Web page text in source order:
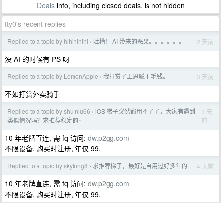
Dealsinfo, including closed deals, is not hidden
tty0's recent replies
Replied to a topic by hihihihihi › 吐槽！ AI 带来的恶果。。。。。。 2 天前
没 AI 的时候有 PS 呀
Replied to a topic by LemonApple › 我打赏了王思聪 1 毛钱。 3 天前
不如打赏外卖骑手
Replied to a topic by shuiniu66 › iOS 梯子突然都用不了了，大家有遇到
类似情况吗？求推荐稳定的~
3 天
前
10 年老牌直连, 需 fq 访问: dw.p2gg.com
不限设备, 购买时注册, 年仅 99.
Replied to a topic by skylong8 › 求推荐梯子，最好是自用过好多年的 4 天前
10 年老牌直连, 需 fq 访问: dw.p2gg.com
不限设备, 购买时注册, 年仅 99.